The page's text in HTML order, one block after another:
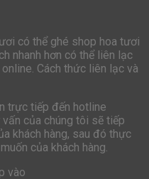
có thể ghé shop hoa tươi
nhanh hơn có thể liên lạc
Cách thức liên lạc và
trực tiếp đến hotline
của chúng tôi sẽ tiếp
khách hàng, sau đó thực
của khách hàng.
vào